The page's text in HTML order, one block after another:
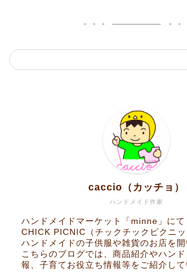
ハンドメイド作家
caccio（カッチョ）
ハンドメイドマーケット「minne」に
CHICK PICNIC（チックチックピクニッ
ハンドメイドの子供服や雑貨のお店を開
こちらのブログでは、商品紹介やハン
報、子育てお役立ち情報等をご紹介して